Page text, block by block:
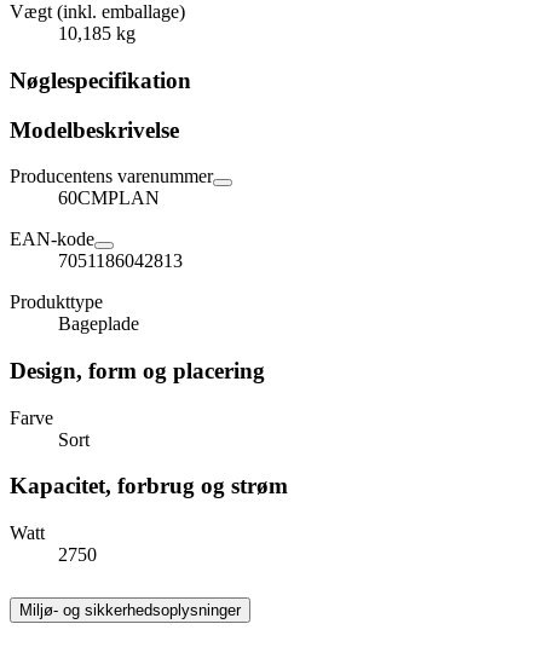
Vægt (inkl. emballage)
10,185 kg
Nøglespecifikation
Modelbeskrivelse
Producentens varenummer
60CMPLAN
EAN-kode
7051186042813
Produkttype
Bageplade
Design, form og placering
Farve
Sort
Kapacitet, forbrug og strøm
Watt
2750
Miljø- og sikkerhedsoplysninger